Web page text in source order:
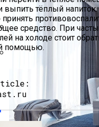
Врач Денисова
Избыточное
Жирной Пищи
Тромбообразованию
Использование
Интеллекта
Подготовить
выпить тёплый
принять
средство. При
на холоде стоит
помощью.